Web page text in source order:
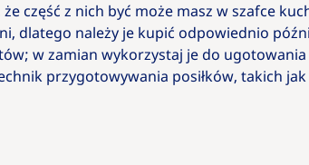
część z nich być może masz w szafce
dlatego należy je kupić odpowiednio
w zamian wykorzystaj je do
przygotowywania posiłków, takich